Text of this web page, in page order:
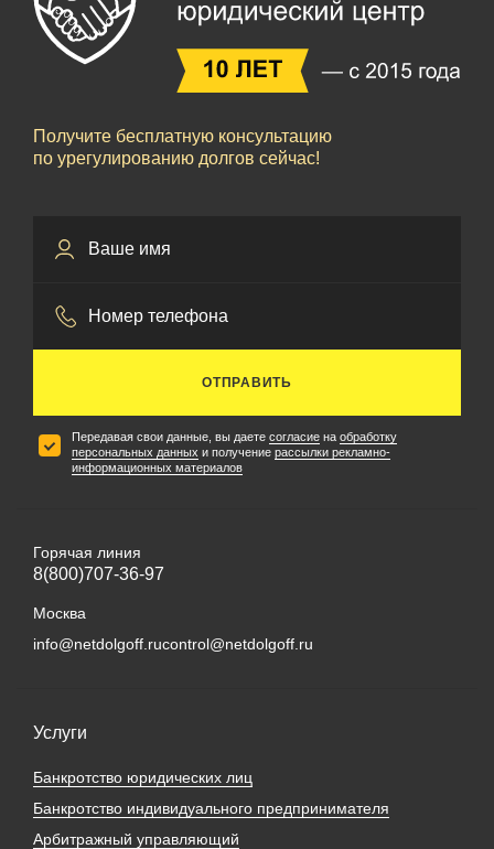
Получите бесплатную консультацию
по урегулированию долгов сейчас!
ОТПРАВИТЬ
Передавая свои данные, вы даете согласие на обработку
персональных данных и получение рассылки рекламно-
информационных материалов
Услуги
Банкротство юридических лиц
Банкротство индивидуального предпринимателя
Арбитражный управляющий
Горячая линия
8(800)707-36-97
Москва
info@netdolgoff.rucontrol@netdolgoff.ru